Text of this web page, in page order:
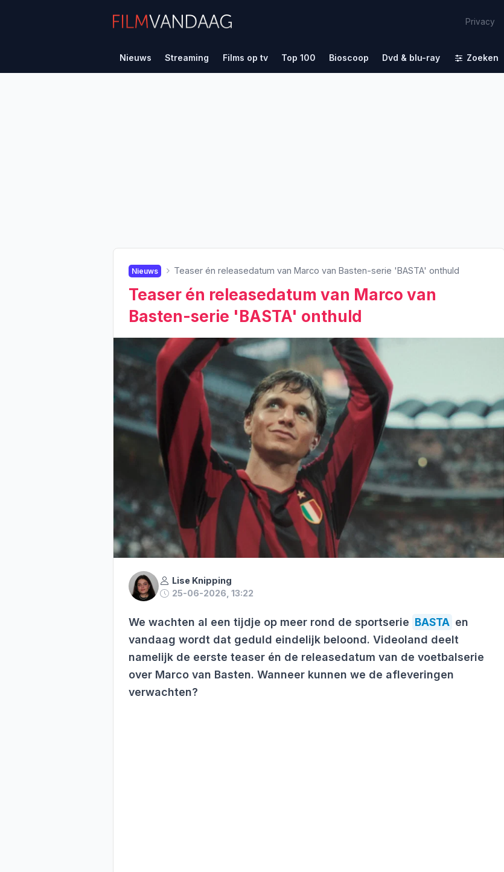
Privacy
Nieuws Streaming Films op tv Top 100 Bioscoop Dvd & blu-ray Zoeken
Nieuws Teaser én releasedatum van Marco van Basten-serie 'BASTA' onthuld
Teaser én releasedatum van Marco van
Basten-serie 'BASTA' onthuld
Lise Knipping
25-06-2026, 13:22
We wachten al een tijdje op meer rond de sportserie BASTA en
vandaag wordt dat geduld eindelijk beloond. Videoland deelt
namelijk de eerste teaser én de releasedatum van de voetbalserie
over Marco van Basten. Wanneer kunnen we de afleveringen
verwachten?